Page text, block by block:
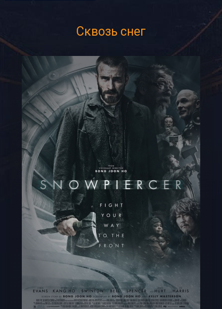
Сквозь снег